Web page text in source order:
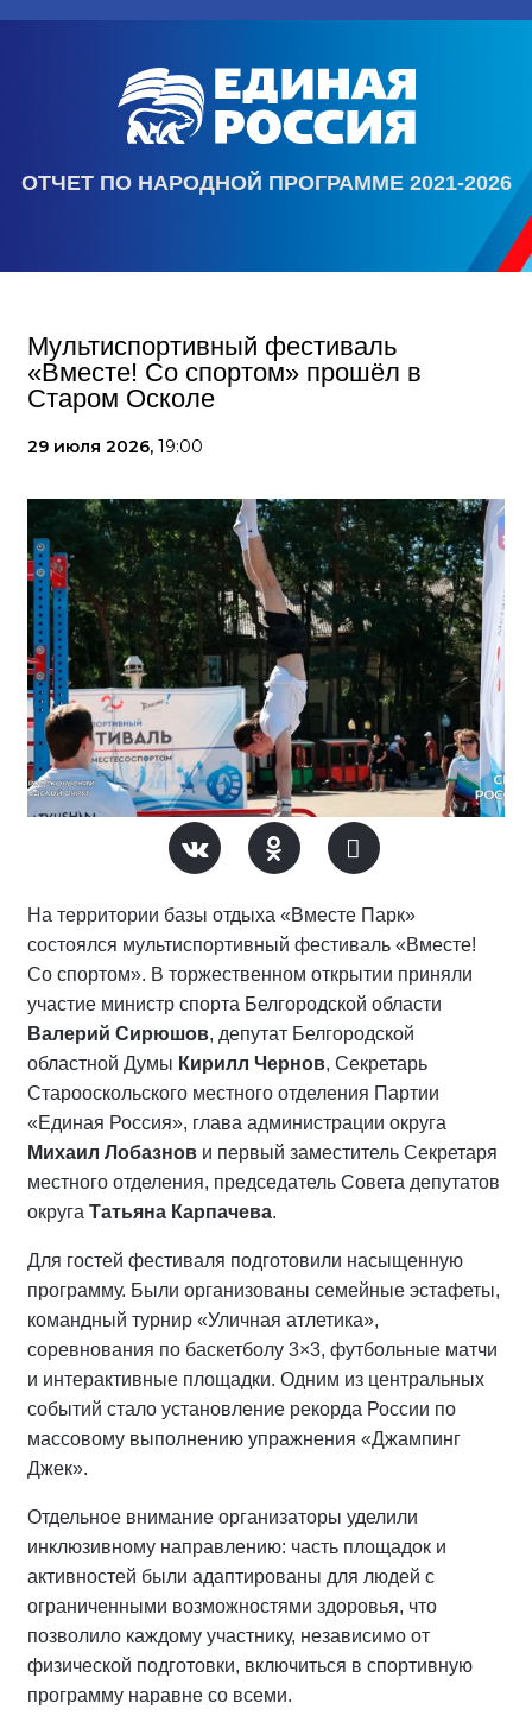
ОТЧЕТ ПО НАРОДНОЙ ПРОГРАММЕ 2021-2026
Мультиспортивный фестиваль
«Вместе! Со спортом» прошёл в
Старом Осколе
29 июля 2026, 19:00
На территории базы отдыха «Вместе Парк»
состоялся мультиспортивный фестиваль «Вместе!
Со спортом». В торжественном открытии приняли
участие министр спорта Белгородской области
Валерий Сирюшов, депутат Белгородской
областной Думы Кирилл Чернов, Секретарь
Старооскольского местного отделения Партии
«Единая Россия», глава администрации округа
Михаил Лобазнов и первый заместитель Секретаря
местного отделения, председатель Совета депутатов
округа Татьяна Карпачева.
Для гостей фестиваля подготовили насыщенную
программу. Были организованы семейные эстафеты,
командный турнир «Уличная атлетика»,
соревнования по баскетболу 3×3, футбольные матчи
и интерактивные площадки. Одним из центральных
событий стало установление рекорда России по
массовому выполнению упражнения «Джампинг
Джек».
Отдельное внимание организаторы уделили
инклюзивному направлению: часть площадок и
активностей были адаптированы для людей с
ограниченными возможностями здоровья, что
позволило каждому участнику, независимо от
физической подготовки, включиться в спортивную
программу наравне со всеми.